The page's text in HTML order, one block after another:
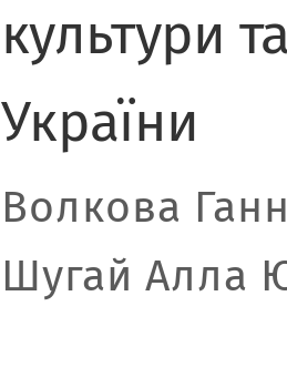
культури
України
Волкова
Шугай Алла